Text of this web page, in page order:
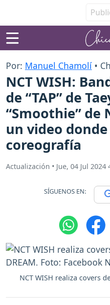
Por: Manuel Chamolí •
NCT WISH:
de “TAP” de
“Smoothie” de
un video
coreografía
Actualización • Jue, 04 Jul 2024
SÍGUENOS EN:
NCT WISH realiza covers